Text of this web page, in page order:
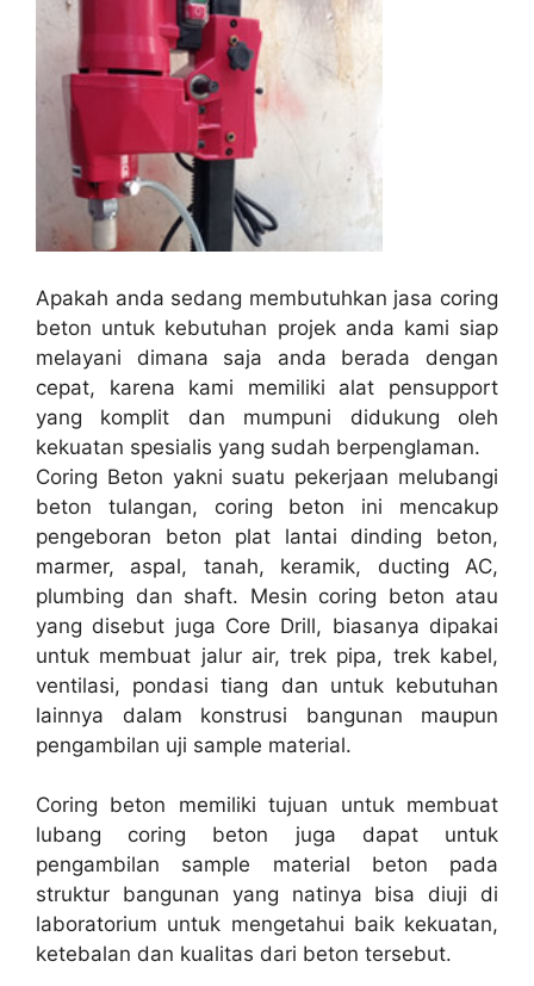
Apakah anda sedang membutuhkan jasa coring
beton untuk kebutuhan projek anda kami siap
melayani dimana saja anda berada dengan
cepat, karena kami memiliki alat pensupport
yang komplit dan mumpuni didukung oleh
kekuatan spesialis yang sudah berpenglaman.
Coring Beton yakni suatu pekerjaan melubangi
beton tulangan, coring beton ini mencakup
pengeboran beton plat lantai dinding beton,
marmer, aspal, tanah, keramik, ducting AC,
plumbing dan shaft. Mesin coring beton atau
yang disebut juga Core Drill, biasanya dipakai
untuk membuat jalur air, trek pipa, trek kabel,
ventilasi, pondasi tiang dan untuk kebutuhan
lainnya dalam konstrusi bangunan maupun
pengambilan uji sample material.
Coring beton memiliki tujuan untuk membuat
lubang coring beton juga dapat untuk
pengambilan sample material beton pada
struktur bangunan yang natinya bisa diuji di
laboratorium untuk mengetahui baik kekuatan,
ketebalan dan kualitas dari beton tersebut.